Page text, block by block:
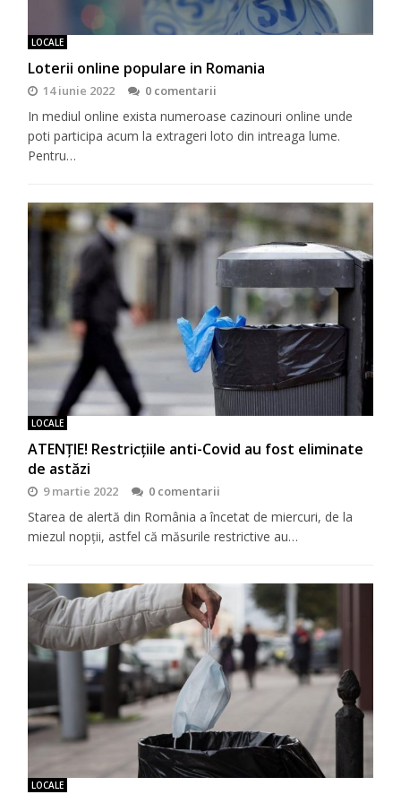
LOCALE
Loterii online populare in Romania
14 iunie 2022 0 comentarii
In mediul online exista numeroase cazinouri online unde
poti participa acum la extrageri loto din intreaga lume.
Pentru…
LOCALE
ATENȚIE! Restricțiile anti-Covid au fost eliminate
de astăzi
9 martie 2022 0 comentarii
Starea de alertă din România a încetat de miercuri, de la
miezul nopții, astfel că măsurile restrictive au…
LOCALE